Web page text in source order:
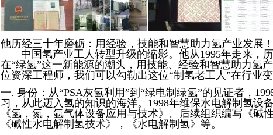
他历经三十年磨砺：用经验，技能和智慧助力氢产业发展！
中国氢产业工人转型升级的缩影。他从1995年走来，
在“绿氢”这一新能源的潮头，用技能、经验和智慧助力氢
位资深工程师，我们可以勾勒出这位“制氢老工人”在行业
一. 身份：从“PSA灰氢利用”到“绿电制绿氢”的见证者，
习，从此迈入氢的知识的海洋。1998年维保水电解制氢设
《氢，氮，氩气体设备应用与技术》。后续组织编写《碱
《碱性水电解制氢技术》，《水电解制氢》等。